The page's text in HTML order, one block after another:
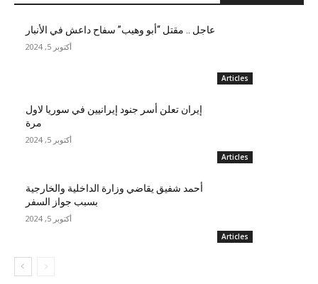
Articles
عاجل .. مقتل “أبو وهيب” سفاح داعش في الأنبار
أكتوبر 5, 2024
Articles
إيران تعلن أسر جنود إيرانيين في سوريا لاول
مرة
أكتوبر 5, 2024
Articles
أحمد شفيق يقاضي وزارة الداخلية والخارجية
بسبب جواز السفر
أكتوبر 5, 2024